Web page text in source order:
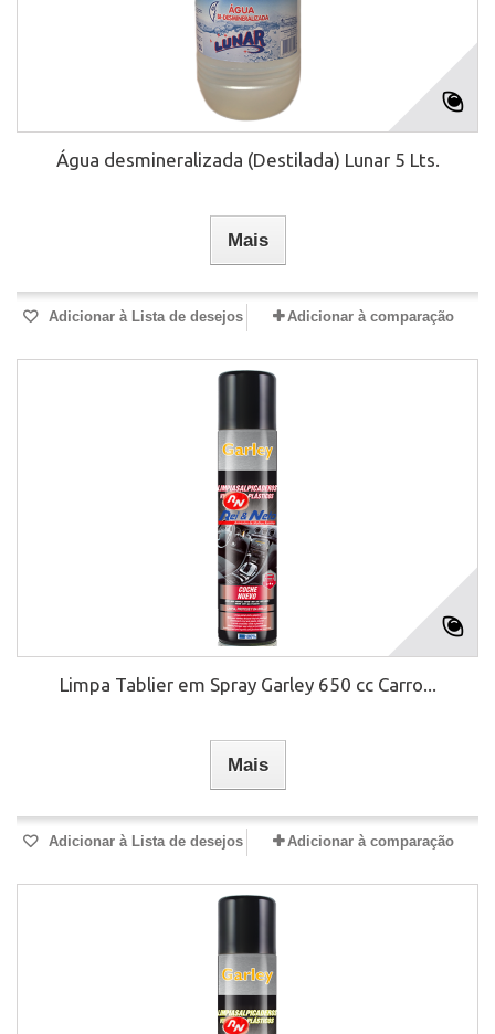
Água desmineralizada (Destilada) Lunar 5 Lts.
Mais
Adicionar à Lista de desejos Adicionar à comparação
Limpa Tablier em Spray Garley 650 cc Carro...
Mais
Adicionar à Lista de desejos Adicionar à comparação